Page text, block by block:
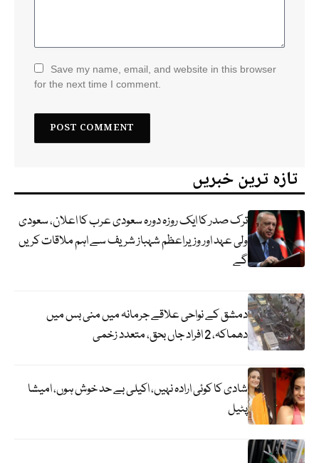
Save my name, email, and website in this browser
for the next time I comment.
تازہ ترین خبریں
ترک صدر کا ایک روزہ دورہ سعودی عرب کا اعلان، سعودی
ولی عہد اور وزیراعظم شہباز شریف سے اہم ملاقات کریں
گے
دمشق کے نواحی علاقے جرمانہ میں منی بس میں
دھماکہ، 2 افراد جاں بحق، متعدد زخمی
شادی کا کوئی ارادہ نہیں، اکیلی بے حد خوش ہوں، امیشا
پٹیل